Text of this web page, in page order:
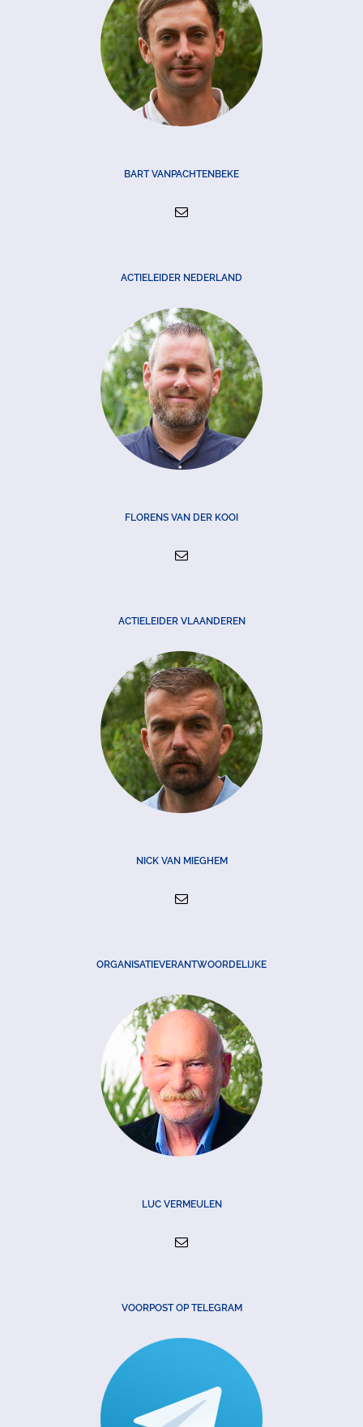
BART VANPACHTENBEKE
ACTIELEIDER NEDERLAND
FLORENS VAN DER KOOI
ACTIELEIDER VLAANDEREN
NICK VAN MIEGHEM
ORGANISATIEVERANTWOORDELIJKE
LUC VERMEULEN
VOORPOST OP TELEGRAM